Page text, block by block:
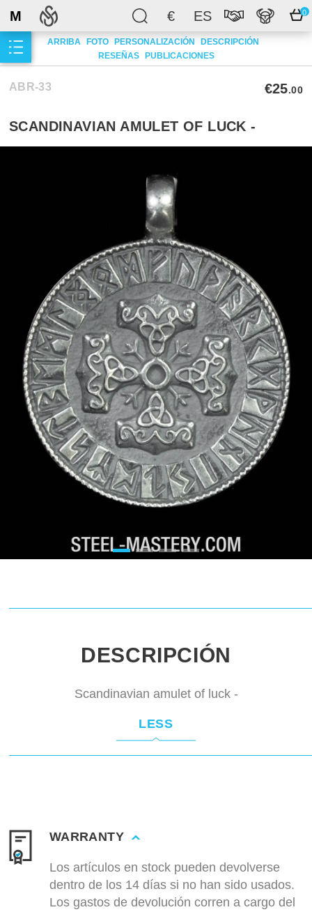
€ ES 0
M
ARRIBA FOTO PERSONALIZACIÓN
DESCRIPCIÓN
RESEÑAS
PUBLICACIONES
ABR-33 €25.00
SCANDINAVIAN AMULET OF LUCK -
DESCRIPCIÓN
Scandinavian amulet of luck -
LESS
WARRANTY
Los artículos en stock pueden devolverse
dentro de los 14 días si no han sido usados.
Los gastos de devolución corren a cargo del